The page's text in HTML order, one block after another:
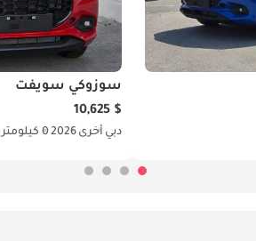
سوزوكي سويفت
$ 10,625
دبي أخرى 20260 كيلومتر